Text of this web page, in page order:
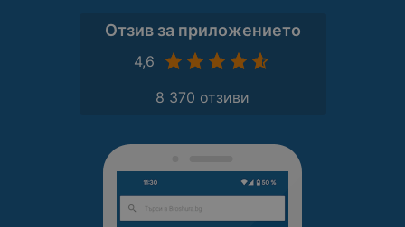
Отзив за приложението
4,6
8 370 отзиви